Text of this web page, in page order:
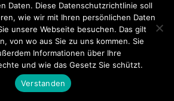
Mitglied werden Über uns
Bilder
Kontakt
Up Themes Ltd. Powered byWordPress.
Daten. Diese Datenschutzrichtlinie soll
wie wir mit Ihren persönlichen Daten
unsere Webseite besuchen. Das gilt
von wo aus Sie zu uns kommen. Sie
Informationen über Ihre
und wie das Gesetz Sie schützt.
Verstanden